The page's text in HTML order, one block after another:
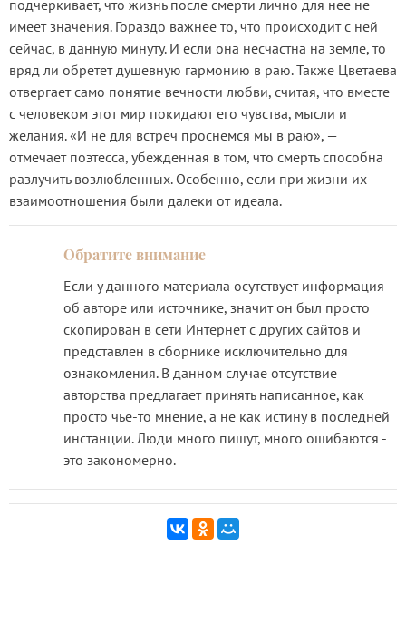
подчеркивает, что жизнь после смерти лично для нее не
имеет значения. Гораздо важнее то, что происходит с ней
сейчас, в данную минуту. И если она несчастна на земле, то
вряд ли обретет душевную гармонию в раю. Также Цветаева
отвергает само понятие вечности любви, считая, что вместе
с человеком этот мир покидают его чувства, мысли и
желания. «И не для встреч проснемся мы в раю», —
отмечает поэтесса, убежденная в том, что смерть способна
разлучить возлюбленных. Особенно, если при жизни их
взаимоотношения были далеки от идеала.
Если у данного материала осутствует информация
об авторе или источнике, значит он был просто
скопирован в сети Интернет с других сайтов и
представлен в сборнике исключительно для
ознакомления. В данном случае отсутствие
авторства предлагает принять написанное, как
просто чье-то мнение, а не как истину в последней
инстанции. Люди много пишут, много ошибаются -
это закономерно.